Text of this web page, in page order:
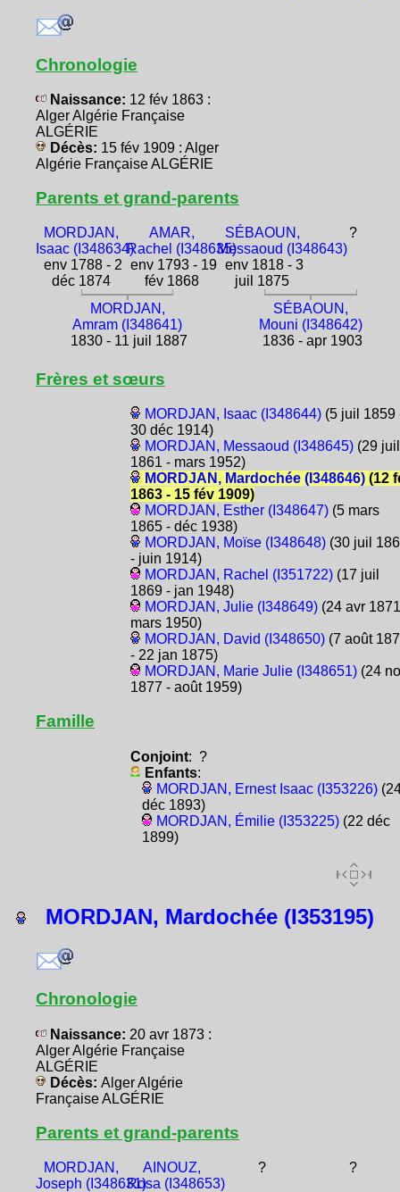
Chronologie
Naissance: 12 fév 1863 :
Alger Algérie Française
ALGÉRIE
Décès: 15 fév 1909 : Alger
Algérie Française ALGÉRIE
Parents et grand-parents
MORDJAN,
Isaac (I348634)
env 1788 - 2
déc 1874
AMAR,
Rachel (I348635)
env 1793 - 19
fév 1868
SÉBAOUN,
Messaoud (I348643)
env 1818 - 3
juil 1875
?
MORDJAN,
Amram (I348641)
1830 - 11 juil 1887
SÉBAOUN,
Mouni (I348642)
1836 - apr 1903
Frères et sœurs
MORDJAN, Isaac (I348644)(5 juil 1859
30 déc 1914)
MORDJAN, Messaoud (I348645)(29 juil
1861 - mars 1952)
MORDJAN, Mardochée (I348646)(12
1863 - 15 fév 1909)
MORDJAN, Esther (I348647)(5 mars
1865 - déc 1938)
MORDJAN, Moïse (I348648)(30 juil
- juin 1914)
MORDJAN, Rachel (I351722)(17 juil
1869 - jan 1948)
MORDJAN, Julie (I348649)(24 avr
mars 1950)
MORDJAN, David (I348650)(7 août
- 22 jan 1875)
MORDJAN, Marie Julie (I348651)(24
1877 - août 1959)
Famille
Conjoint: ?
Enfants:
MORDJAN, Ernest Isaac (I353226)
déc 1893)
MORDJAN, Émilie (I353225)(22 déc
1899)
MORDJAN, Mardochée (I353195)
Chronologie
Naissance: 20 avr 1873 :
Alger Algérie Française
ALGÉRIE
Décès: Alger Algérie
Française ALGÉRIE
Parents et grand-parents
MORDJAN,
Joseph (I348631)
AINOUZ,
Rosa (I348653)
? ?